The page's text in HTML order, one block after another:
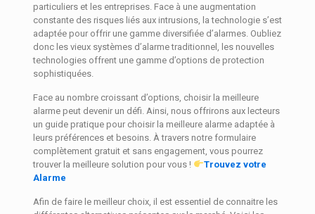
particuliers et les entreprises. Face à une augmentation
constante des risques liés aux intrusions, la technologie s’est
adaptée pour offrir une gamme diversifiée d’alarmes. Oubliez
donc les vieux systèmes d’alarme traditionnel, les nouvelles
technologies offrent une gamme d’options de protection
sophistiquées.
Face au nombre croissant d’options, choisir la meilleure
alarme peut devenir un défi. Ainsi, nous offrirons aux lecteurs
un guide pratique pour choisir la meilleure alarme adaptée à
leurs préférences et besoins. À travers notre formulaire
complètement gratuit et sans engagement, vous pourrez
trouver la meilleure solution pour vous !
Trouvez votre
Alarme
Afin de faire le meilleur choix, il est essentiel de connaitre les